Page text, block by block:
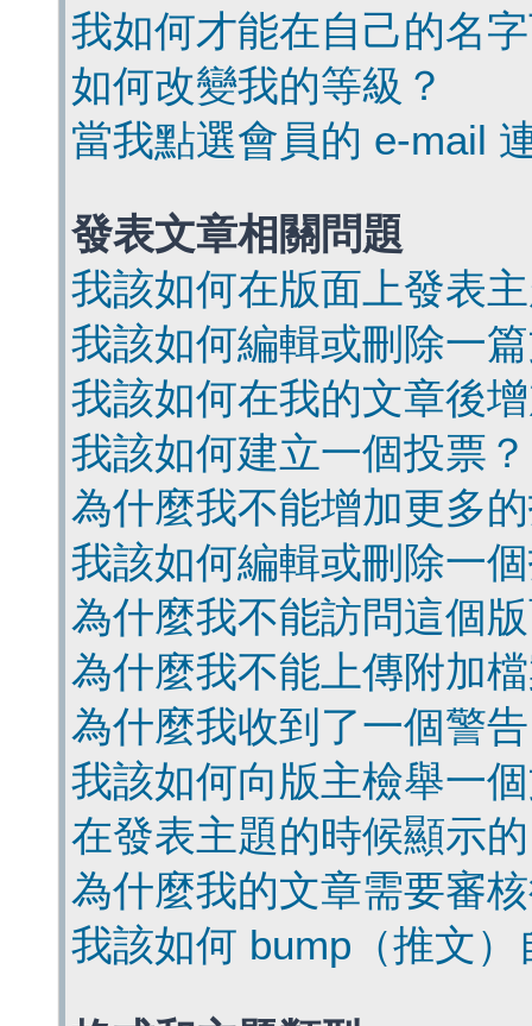
我如何才能在自己的名
如何改變我的等級？
當我點選會員的 e-mail
發表文章相關問題
我該如何在版面上發表
我該如何編輯或刪除一
我該如何在我的文章後
我該如何建立一個投票？
為什麼我不能增加更多
我該如何編輯或刪除一
為什麼我不能訪問這個
為什麼我不能上傳附加
為什麼我收到了一個警
我該如何向版主檢舉一
在發表主題的時候顯示
為什麼我的文章需要審
我該如何 bump（推文